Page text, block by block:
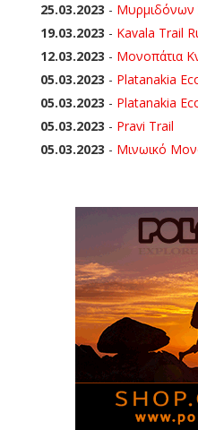
25.03.2023 - Μυρμιδόνων
19.03.2023 - Kavala Trail
12.03.2023 - Μονοπάτια
05.03.2023 - Platanakia
05.03.2023 - Platanakia
05.03.2023 - Pravi Trail
05.03.2023 - Μινωικό